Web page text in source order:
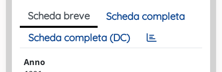
Scheda breve
Scheda completa
Scheda completa (DC)
Anno